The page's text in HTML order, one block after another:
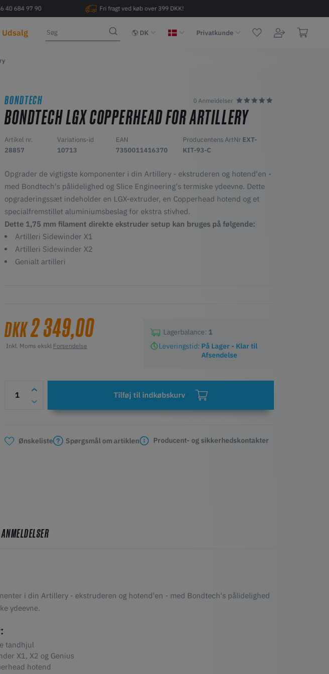
40 684 97 90 Fri fragt ved køb over 399 DKK!
Udsalg DK Privatkunde
BONDTECH 0 Anmeldelser
BONDTECH LGX COPPERHEAD FOR ARTILLERY
Artikel nr.
28857
Variations-id
10713
EAN
7350011416370
Producentens ArtNr EXT-
KIT-93-C
Opgrader de vigtigste komponenter i din Artillery - ekstruderen og hotend'en -
med Bondtech's pålidelighed og Slice Engineering's termiske ydeevne. Dette
opgraderingssæt indeholder en LGX-extruder, en Copperhead hotend og et
specialfremstillet aluminiumsbeslag for ekstra stivhed.
Dette 1,75 mm filament direkte ekstruder setup kan bruges på følgende:
Artilleri Sidewinder X1
Artilleri Sidewinder X2
Genialt artilleri
DKK2 349,00
Inkl. Moms ekskl Forsendelse
Lagerbalance: 1
Leveringstid: På Lager - Klar til
Afsendelse
Tilføj til indkøbskurv
Ønskeliste Spørgsmål om artiklen Producent- og sikkerhedskontakter
ANMELDELSER
i din Artillery - ekstruderen og hotend'en - med Bondtech's pålidelighed
ydeevne.
tandhjul
X1, X2 og Genius
hotend